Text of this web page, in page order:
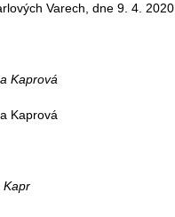
Varech, dne 9. 4. 2020
Kaprová
Kaprová
Kapr